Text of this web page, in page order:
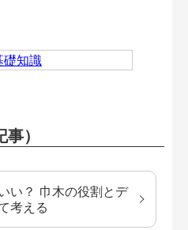
）
い？ 巾木の役割とデ
考える